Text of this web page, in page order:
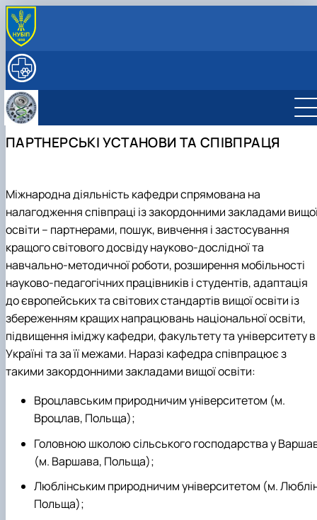
ПРО КАФЕДРУ
Структура (лабораторії, дослідницькі центри/
групи)
Наукова лабораторія, обладнання та можливості
Проекти та гранти
Публікації
Фізіологія та патологія відтворення тварин
Біотехнологія та генетика відтворення
тварин
Фізіологія і патологія молочної залози
ОСВІТА
Робочі програми та ЕНК дисциплін на 2026-27
Курси
МІЖНАРОДНА ДІЯЛЬНІСТЬ
Міжнародні проекти
ПОСЛУГИ
Підвищення кваліфікації
Прейскурант на послуги клініки кафедри
ПАРТНЕРСЬКІ УСТАНОВИ ТА СПІВПРАЦЯ
Міжнародна діяльність кафедри спрямована на
налагодження співпраці із закордонними закладами
освіти – партнерами, пошук, вивчення і застосування
кращого світового досвіду науково-дослідної та
навчально-методичної роботи, розширення мобільності
науково-педагогічних працівників і студентів, адаптація
до європейських та світових стандартів вищої освіти із
збереженням кращих напрацювань національної освіти,
підвищення іміджу кафедри, факультету та університету в
Україні та за її межами. Наразі кафедра співпрацює з
такими закордонними закладами вищої освіти:
Вроцлавським природничим університетом (м.
Вроцлав, Польща);
Головною школою сільського господарства у
(м. Варшава, Польща);
Люблінським природничим університетом (м.
Польща);